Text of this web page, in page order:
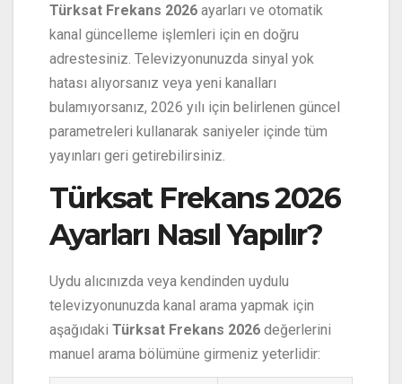
Türksat Frekans 2026 ayarları ve otomatik
kanal güncelleme işlemleri için en doğru
adrestesiniz. Televizyonunuzda sinyal yok
hatası alıyorsanız veya yeni kanalları
bulamıyorsanız, 2026 yılı için belirlenen güncel
parametreleri kullanarak saniyeler içinde tüm
yayınları geri getirebilirsiniz.
Türksat Frekans 2026
Ayarları Nasıl Yapılır?
Uydu alıcınızda veya kendinden uydulu
televizyonunuzda kanal arama yapmak için
aşağıdaki Türksat Frekans 2026 değerlerini
manuel arama bölümüne girmeniz yeterlidir: